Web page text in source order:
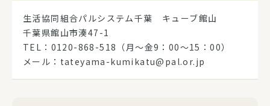
生活協同組合パルシステム千葉 キューブ館山
千葉県館山市湊47-1
TEL：0120-868-518（月～金9：00～15：00）
メール：tateyama-kumikatu@pal.or.jp